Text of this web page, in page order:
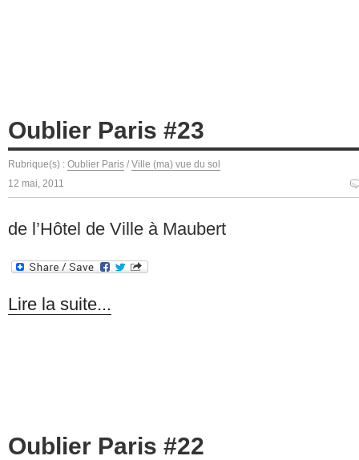
Oublier Paris #23
Rubrique(s) : Oublier Paris / Ville (ma) vue du sol
12 mai, 2011
de l’Hôtel de Ville à Maubert
Lire la suite...
Oublier Paris #22